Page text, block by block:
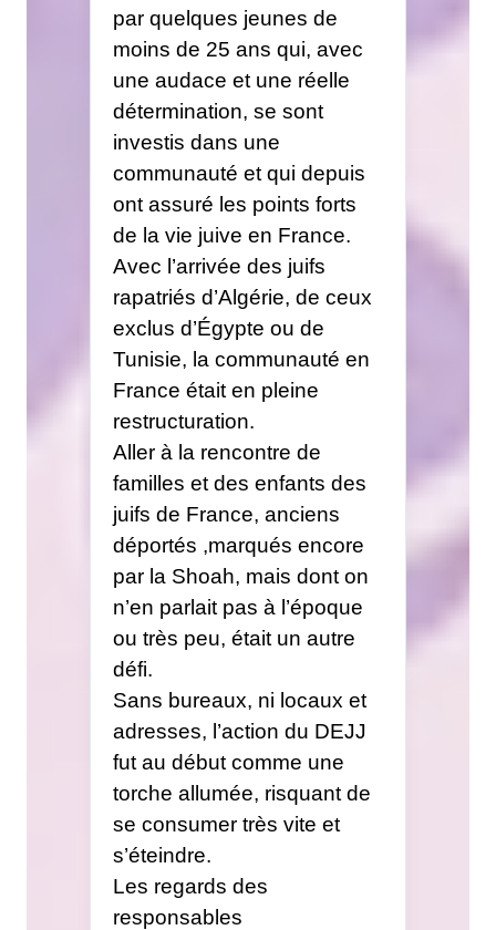
par quelques jeunes de
moins de 25 ans qui, avec
une audace et une réelle
détermination, se sont
investis dans une
communauté et qui depuis
ont assuré les points forts
de la vie juive en France.
Avec l’arrivée des juifs
rapatriés d’Algérie, de ceux
exclus d’Égypte ou de
Tunisie, la communauté en
France était en pleine
restructuration.
Aller à la rencontre de
familles et des enfants des
juifs de France, anciens
déportés ,marqués encore
par la Shoah, mais dont on
n’en parlait pas à l’époque
ou très peu, était un autre
défi.
Sans bureaux, ni locaux et
adresses, l’action du DEJJ
fut au début comme une
torche allumée, risquant de
se consumer très vite et
s’éteindre.
Les regards des
responsables